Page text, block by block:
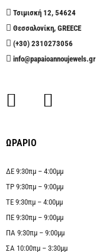
Τσιμισκή 12, 54624
Θεσσαλονίκη, GREECE
(+30) 2310273056
info@papaioannoujewels.gr
ΩΡΑΡΙΟ
ΔΕ 9:30πμ – 4:00μμ
ΤΡ 9:30πμ – 9:00μμ
ΤΕ 9:30πμ – 4:00μμ
ΠΕ 9:30πμ – 9:00μμ
ΠΑ 9:30πμ – 9:00μμ
ΣΑ 10:00πμ – 3:30μμ